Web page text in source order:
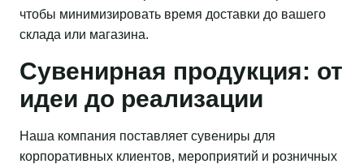
чтобы минимизировать время доставки до вашего
склада или магазина.
Сувенирная продукция: от
идеи до реализации
Наша компания поставляет сувениры для
корпоративных клиентов, мероприятий и розничных